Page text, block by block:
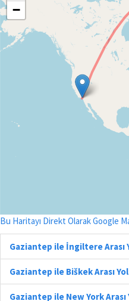
−
Bu Haritayı Direkt Olarak Google
Gaziantep ile İngiltere Arası
Gaziantep ile Biškek Arası
Gaziantep ile New York